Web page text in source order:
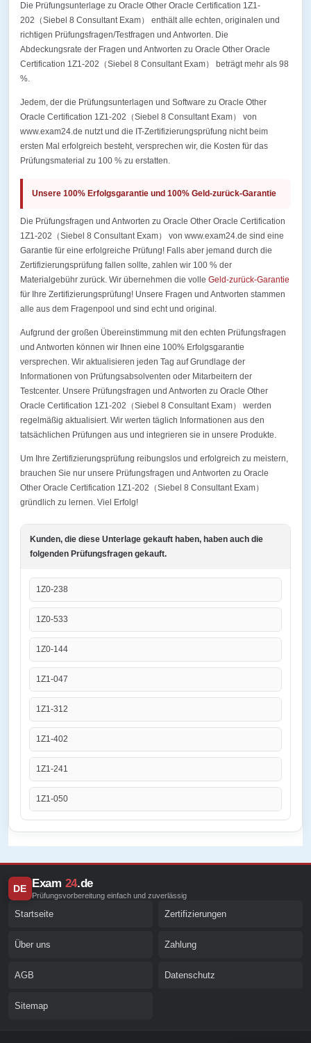
Die Prüfungsunterlage zu Oracle Other Oracle Certification 1Z1-
202（Siebel 8 Consultant Exam） enthält alle echten, originalen und
richtigen Prüfungsfragen/Testfragen und Antworten. Die
Abdeckungsrate der Fragen und Antworten zu Oracle Other Oracle
Certification 1Z1-202（Siebel 8 Consultant Exam） beträgt mehr als 98
%.
Jedem, der die Prüfungsunterlagen und Software zu Oracle Other
Oracle Certification 1Z1-202（Siebel 8 Consultant Exam） von
www.exam24.de nutzt und die IT-Zertifizierungsprüfung nicht beim
ersten Mal erfolgreich besteht, versprechen wir, die Kosten für das
Prüfungsmaterial zu 100 % zu erstatten.
Unsere 100% Erfolgsgarantie und 100% Geld-zurück-Garantie
Die Prüfungsfragen und Antworten zu Oracle Other Oracle Certification
1Z1-202（Siebel 8 Consultant Exam） von www.exam24.de sind eine
Garantie für eine erfolgreiche Prüfung! Falls aber jemand durch die
Zertifizierungsprüfung fallen sollte, zahlen wir 100 % der
Materialgebühr zurück. Wir übernehmen die volle Geld-zurück-Garantie
für Ihre Zertifizierungsprüfung! Unsere Fragen und Antworten stammen
alle aus dem Fragenpool und sind echt und original.
Aufgrund der großen Übereinstimmung mit den echten Prüfungsfragen
und Antworten können wir Ihnen eine 100% Erfolgsgarantie
versprechen. Wir aktualisieren jeden Tag auf Grundlage der
Informationen von Prüfungsabsolventen oder Mitarbeitern der
Testcenter. Unsere Prüfungsfragen und Antworten zu Oracle Other
Oracle Certification 1Z1-202（Siebel 8 Consultant Exam） werden
regelmäßig aktualisiert. Wir werten täglich Informationen aus den
tatsächlichen Prüfungen aus und integrieren sie in unsere Produkte.
Um Ihre Zertifizierungsprüfung reibungslos und erfolgreich zu meistern,
brauchen Sie nur unsere Prüfungsfragen und Antworten zu Oracle
Other Oracle Certification 1Z1-202（Siebel 8 Consultant Exam）
gründlich zu lernen. Viel Erfolg!
Kunden, die diese Unterlage gekauft haben, haben auch die
folgenden Prüfungsfragen gekauft.
1Z0-238
1Z0-533
1Z0-144
1Z1-047
1Z1-312
1Z1-402
1Z1-241
1Z1-050
DE Exam 24.de
Prüfungsvorbereitung einfach und zuverlässig
Startseite Zertifizierungen
Über uns Zahlung
AGB Datenschutz
Sitemap